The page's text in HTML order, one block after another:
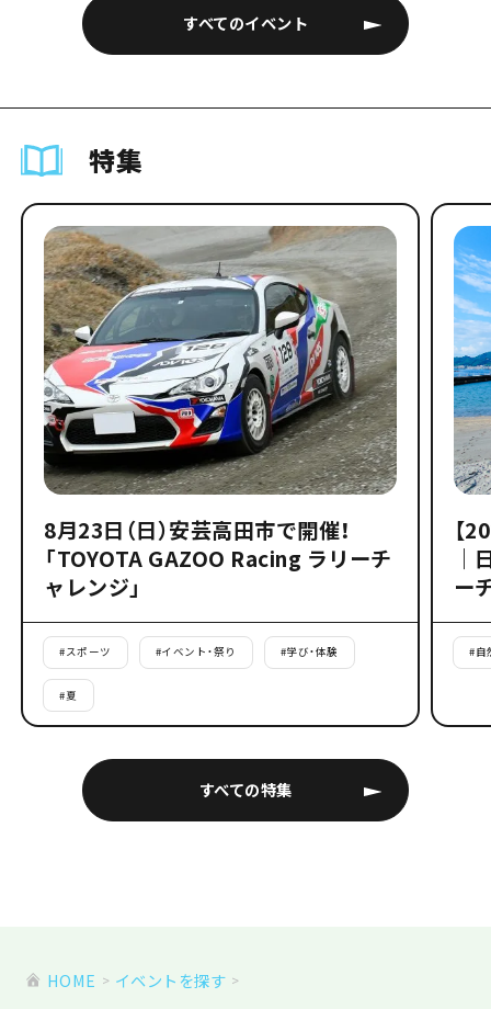
すべてのイベント
特集
すべての特集
8月23日（日）安芸高田市で開催！
「TOYOTA GAZOO Racing ラリーチ
ャレンジ」
#スポーツ #イベント・祭り #学び・体験
#夏
【
｜
ー
#自
HOME
イベントを探す